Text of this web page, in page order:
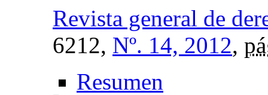
Revista general de
6212, Nº. 14, 2012,
Resumen